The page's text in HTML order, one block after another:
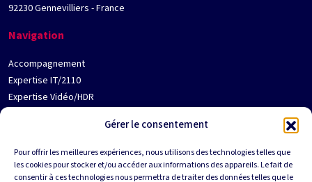
Gérer le consentement
Pour offrir les meilleures expériences, nous utilisons des technologies telles que
les cookies pour stocker et/ou accéder aux informations des appareils. Le fait de
consentir à ces technologies nous permettra de traiter des données telles que le
92230 Gennevilliers - France
Navigation
Accompagnement
Expertise IT/2110
Expertise Vidéo/HDR
Qui est Media180 ?
Partenaires Suivez-nous